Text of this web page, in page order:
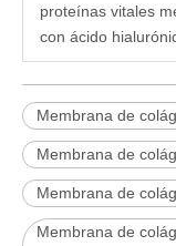
proteínas vitales
con ácido
Membrana de
Membrana de
Membrana de
Membrana de